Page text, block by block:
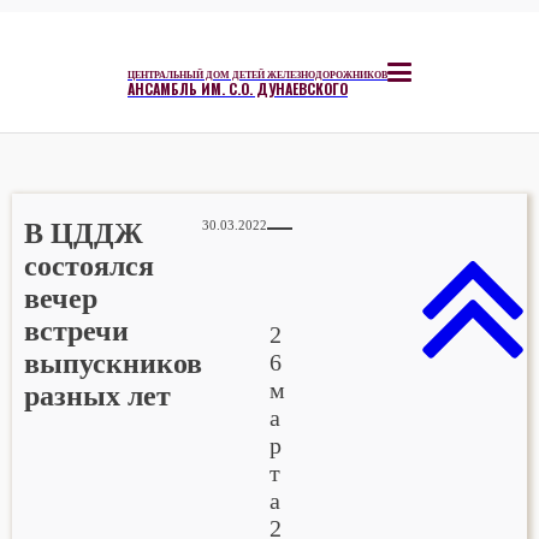
ЦЕНТРАЛЬНЫЙ ДОМ ДЕТЕЙ ЖЕЛЕЗНОДОРОЖНИКОВ
АНСАМБЛЬ ИМ. С.О. ДУНАЕВСКОГО
В ЦДДЖ
состоялся
вечер
встречи
выпускников
разных лет
30.03.2022
2
6
м
а
р
т
а
2